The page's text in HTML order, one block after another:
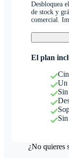
Desbloquea
de stock y
comercial.
El plan
Un
¿No quieres